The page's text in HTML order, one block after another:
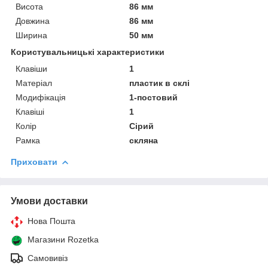
Висота
86 мм
Довжина
86 мм
Ширина
50 мм
Користувальницькі характеристики
Клавіши
1
Матеріал
пластик в склі
Модифікація
1-постовий
Клавіші
1
Колір
Сірий
Рамка
скляна
Приховати
Умови доставки
Нова Пошта
Магазини Rozetka
Самовивіз